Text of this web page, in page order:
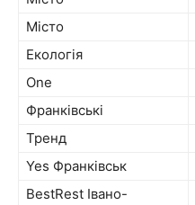
Місто
Екологія
One
Франківські
Тренд
Yes Франківськ
BestRest Івано-